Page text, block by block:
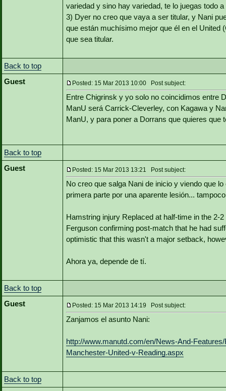
variedad y sino hay variedad, te lo juegas todo
3) Dyer no creo que vaya a ser titular, y Nani
que están muchísimo mejor que él en el United
que sea titular.
Back to top
Guest
Posted: 15 Mar 2013 10:00 Post subject:
Entre Chigrinsk y yo solo no coincidimos entre
ManU será Carrick-Cleverley, con Kagawa y
ManU, y para poner a Dorrans que quieres
Back to top
Guest
Posted: 15 Mar 2013 13:21 Post subject:
No creo que salga Nani de inicio y viendo que
primera parte por una aparente lesión...
Hamstring injury Replaced at half-time in the 2-
Ferguson confirming post-match that he had
optimistic that this wasn't a major setback,
Ahora ya, depende de tí.
Back to top
Guest
Posted: 15 Mar 2013 14:19 Post subject:
Zanjamos el asunto Nani:
http://www.manutd.com/en/News-And-
Manchester-United-v-Reading.aspx
Back to top